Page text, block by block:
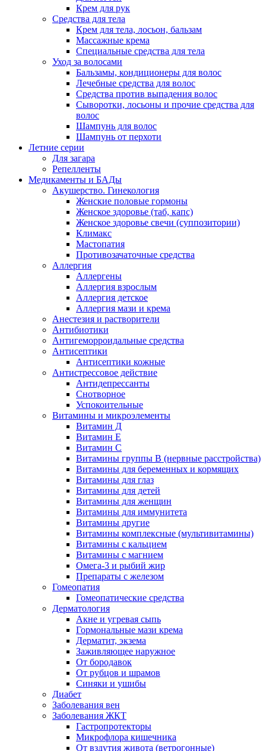
Крем для рук
Средства для тела
Крем для тела, лосьон, бальзам
Массажные крема
Специальные средства для тела
Уход за волосами
Бальзамы, кондиционеры для волос
Лечебные средства для волос
Средства против выпадения волос
Сыворотки, лосьоны и прочие средства для
волос
Шампунь для волос
Шампунь от перхоти
Летние серии
Для загара
Репелленты
Медикаменты и БАДы
Акушерство. Гинекология
Женские половые гормоны
Женское здоровье (таб, капс)
Женское здоровье свечи (суппозитории)
Климакс
Мастопатия
Противозачаточные средства
Аллергия
Аллергены
Аллергия взрослым
Аллергия детское
Аллергия мази и крема
Анестезия и растворители
Антибиотики
Антигеморроидальные средства
Антисептики
Антисептики кожные
Антистрессовое действие
Антидепрессанты
Снотворное
Успокоительные
Витамины и микроэлементы
Витамин Д
Витамин Е
Витамин С
Витамины группы В (нервные расстройства)
Витамины для беременных и кормящих
Витамины для глаз
Витамины для детей
Витамины для женщин
Витамины для иммунитета
Витамины другие
Витамины комплексные (мультивитамины)
Витамины с кальцием
Витамины с магнием
Омега-3 и рыбий жир
Препараты с железом
Гомеопатия
Гомеопатические средства
Дерматология
Акне и угревая сыпь
Гормональные мази крема
Дерматит, экзема
Заживляющее наружное
От бородавок
От рубцов и шрамов
Синяки и ушибы
Диабет
Заболевания вен
Заболевания ЖКТ
Гастропротекторы
Микрофлора кишечника
От вздутия живота (ветрогонные)